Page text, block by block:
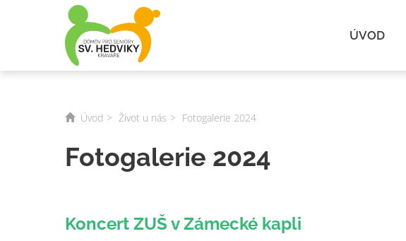
ÚVOD
Úvod Život u nás Fotogalerie 2024
Fotogalerie 2024
Koncert ZUŠ v Zámecké kapli